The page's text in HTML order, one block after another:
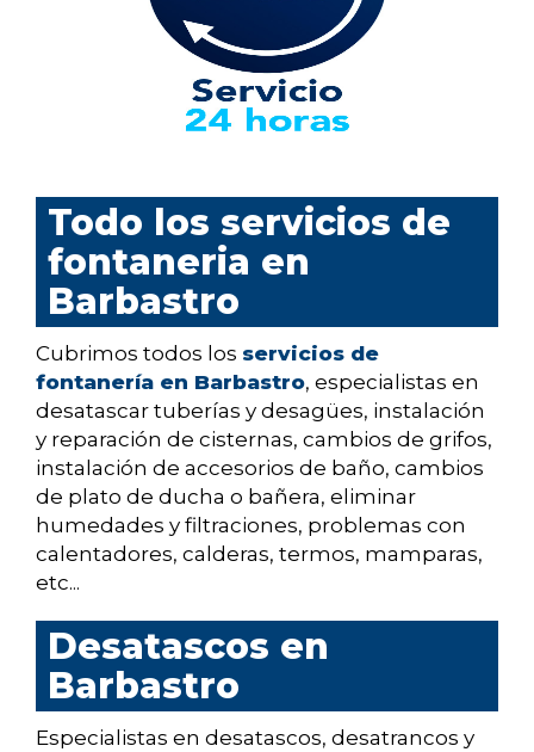
Todo los servicios de
fontaneria en
Barbastro
Cubrimos todos los servicios de
fontanería en Barbastro, especialistas en
desatascar tuberías y desagües, instalación
y reparación de cisternas, cambios de grifos,
instalación de accesorios de baño, cambios
de plato de ducha o bañera, eliminar
humedades y filtraciones, problemas con
calentadores, calderas, termos, mamparas,
etc...
Desatascos en
Barbastro
Especialistas en desatascos, desatrancos y